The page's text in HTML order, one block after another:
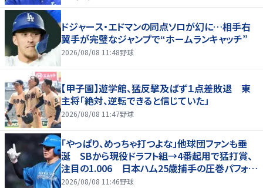
ドジャース・エドマンの同点ソロが幻に…相手右
翼手が完璧なジャンプで“ホームランキャッチ”
2026/08/08 11:48野球
【甲子園】遊学館、猛反撃及ばず１点差敗退 東
主将「絶対、逆転できると信じていた」
2026/08/08 11:47野球
「やっぱり、めっちゃ打つよな」他球団ファンも垂
涎 SBから現役ドラフト組→4番起用で猛打賞、
注目の1.006 日本ハム25歳捕手の圧巻パフォが
話題「しかし、どこで使うかだな」
2026/08/08 11:46野球